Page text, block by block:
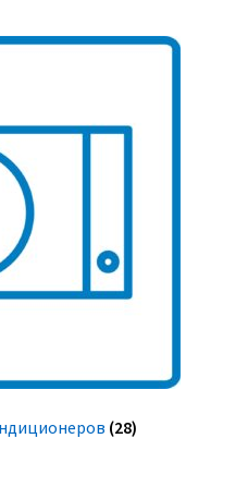
(28)